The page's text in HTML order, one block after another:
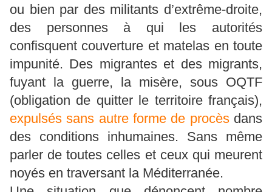
ou bien par des militants d’extrême-droite,
des personnes à qui les autorités
confisquent couverture et matelas en toute
impunité. Des migrantes et des migrants,
fuyant la guerre, la misère, sous OQTF
(obligation de quitter le territoire français),
expulsés sans autre forme de procèsdans
des conditions inhumaines. Sans même
parler de toutes celles et ceux qui meurent
noyés en traversant la Méditerranée.